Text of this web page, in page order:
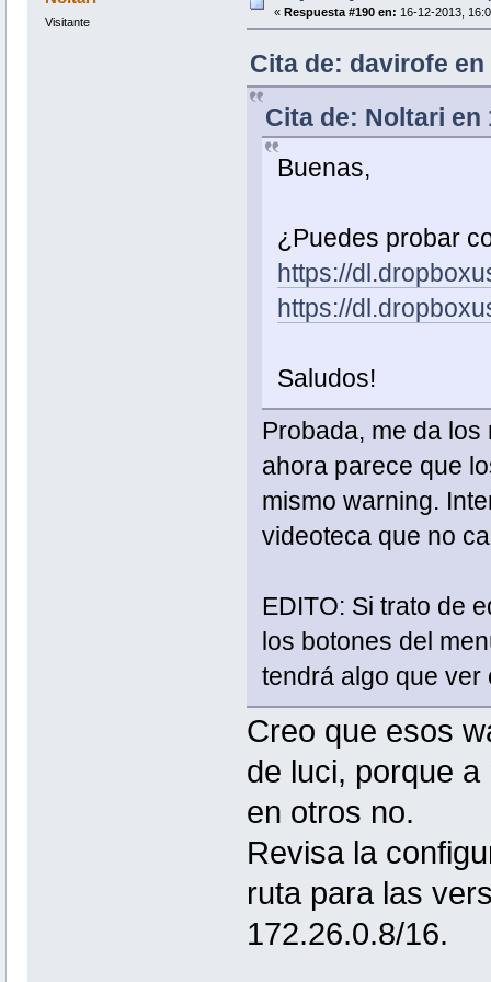
Visitante
« Respuesta #190 en: 16-12-2013,
Cita de: davirofe en
Cita de: Noltari en
Buenas,
¿Puedes probar
https://
https://
Saludos!
Probada, me da
ahora parece que
mismo warning.
videoteca que no
EDITO: Si trato de
los botones del
tendrá algo que ver
Creo que esos
de luci, porque
en otros no.
Revisa la
ruta para las
172.26.0.8/16.